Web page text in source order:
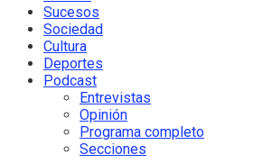
Sucesos
Sociedad
Cultura
Deportes
Podcast
Entrevistas
Opinión
Programa completo
Secciones